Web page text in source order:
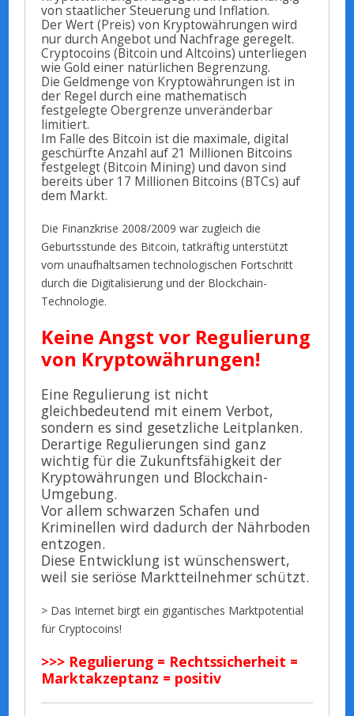
von staatlicher Steuerung und Inflation.
Der Wert (Preis) von Kryptowährungen wird
nur durch Angebot und Nachfrage geregelt.
Cryptocoins (Bitcoin und Altcoins) unterliegen
wie Gold einer natürlichen Begrenzung.
Die Geldmenge von Kryptowährungen ist in
der Regel durch eine mathematisch
festgelegte Obergrenze unveränderbar
limitiert.
Im Falle des Bitcoin ist die maximale, digital
geschürfte Anzahl auf 21 Millionen Bitcoins
festgelegt (Bitcoin Mining) und davon sind
bereits über 17 Millionen Bitcoins (BTCs) auf
dem Markt.
Die Finanzkrise 2008/2009 war zugleich die
Geburtsstunde des Bitcoin, tatkräftig unterstützt
vom unaufhaltsamen technologischen Fortschritt
durch die Digitalisierung und der Blockchain-
Technologie.
Keine Angst vor Regulierung
von Kryptowährungen!
Eine Regulierung ist nicht
gleichbedeutend mit einem Verbot,
sondern es sind gesetzliche Leitplanken.
Derartige Regulierungen sind ganz
wichtig für die Zukunftsfähigkeit der
Kryptowährungen und Blockchain-
Umgebung.
Vor allem schwarzen Schafen und
Kriminellen wird dadurch der Nährboden
entzogen.
Diese Entwicklung ist wünschenswert,
weil sie seriöse Marktteilnehmer schützt.
> Das Internet birgt ein gigantisches Marktpotential
für Cryptocoins!
>>> Regulierung = Rechtssicherheit =
Marktakzeptanz = positiv